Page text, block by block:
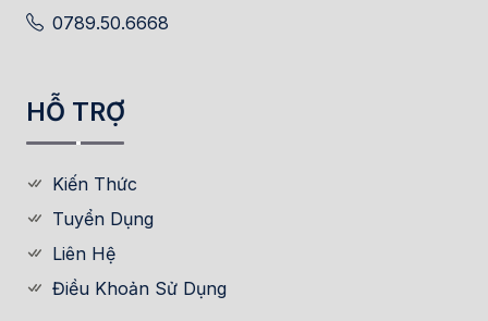
0789.50.6668
HỖ TRỢ
Kiến Thức
Tuyển Dụng
Liên Hệ
Điều Khoản Sử Dụng